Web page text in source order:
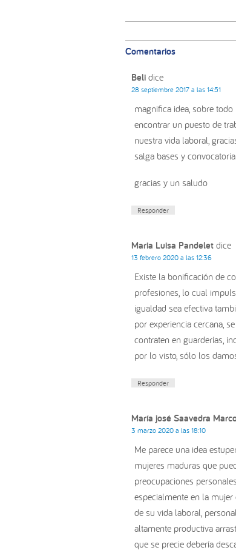
con
los
Comentarios
Beli dice
28 septiembre 2017 a las 14:51
magnifica idea, sobre
encontrar un puesto de
nuestra vida laboral,
salga bases y
gracias y un saludo
Responder
Maria Luisa Pandelet dice
13 febrero 2020 a las 12:36
Existe la bonificación de
profesiones, lo cual
igualdad sea efectiva
por experiencia cercana,
contraten en guarderías,
por lo visto, sólo los
Responder
María josé Saavedra
3 marzo 2020 a las 18:10
Me parece una idea
mujeres maduras que
preocupaciones
especialmente en la
de su vida laboral,
altamente productiva
que se precie debería